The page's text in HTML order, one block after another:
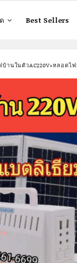
Best Sellers
านในตัวAC220V+หลอดไฟ